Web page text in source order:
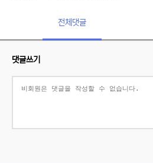
전체댓글
댓글쓰기